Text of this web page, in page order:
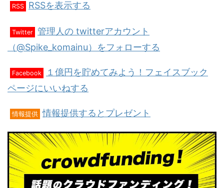
RSS RSSを表示する
Twitter 管理人の twitterアカウント
（@Spike_komainu）をフォローする
Facebook
１億円を貯めてみよう！フェイスブック
ページにいいねする
情報提供 情報提供するとプレゼント